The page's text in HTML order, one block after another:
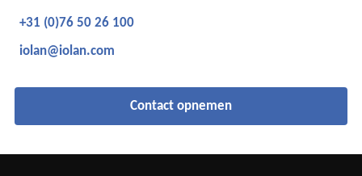
+31 (0)76 50 26 100
iolan@iolan.com
Contact opnemen